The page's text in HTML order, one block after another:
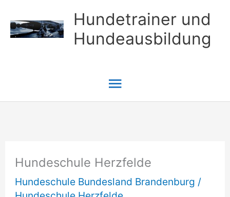
Inhalt
springen
Hundetrainer und
Hundeausbildung
Hauptmenü
Hundeschule Herzfelde
Hundeschule Bundesland Brandenburg /